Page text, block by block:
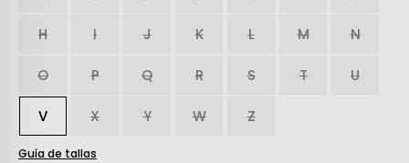
H I J K L M N
O P Q R S T U
V X Y W Z
Guía de tallas